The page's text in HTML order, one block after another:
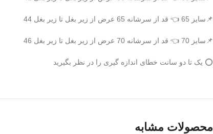
📌سایز 65 👈 قد از سرشانه 65 عرض از زیر بغل تا زیر بغل 44
📌سایز 70 👈 قد از سرشانه 70 عرض از زیر بغل تا زیر بغل 46
⭕️ یک تا دو سانت خطای اندازه گیری را در نظر بگیرید
محصولات مشابه